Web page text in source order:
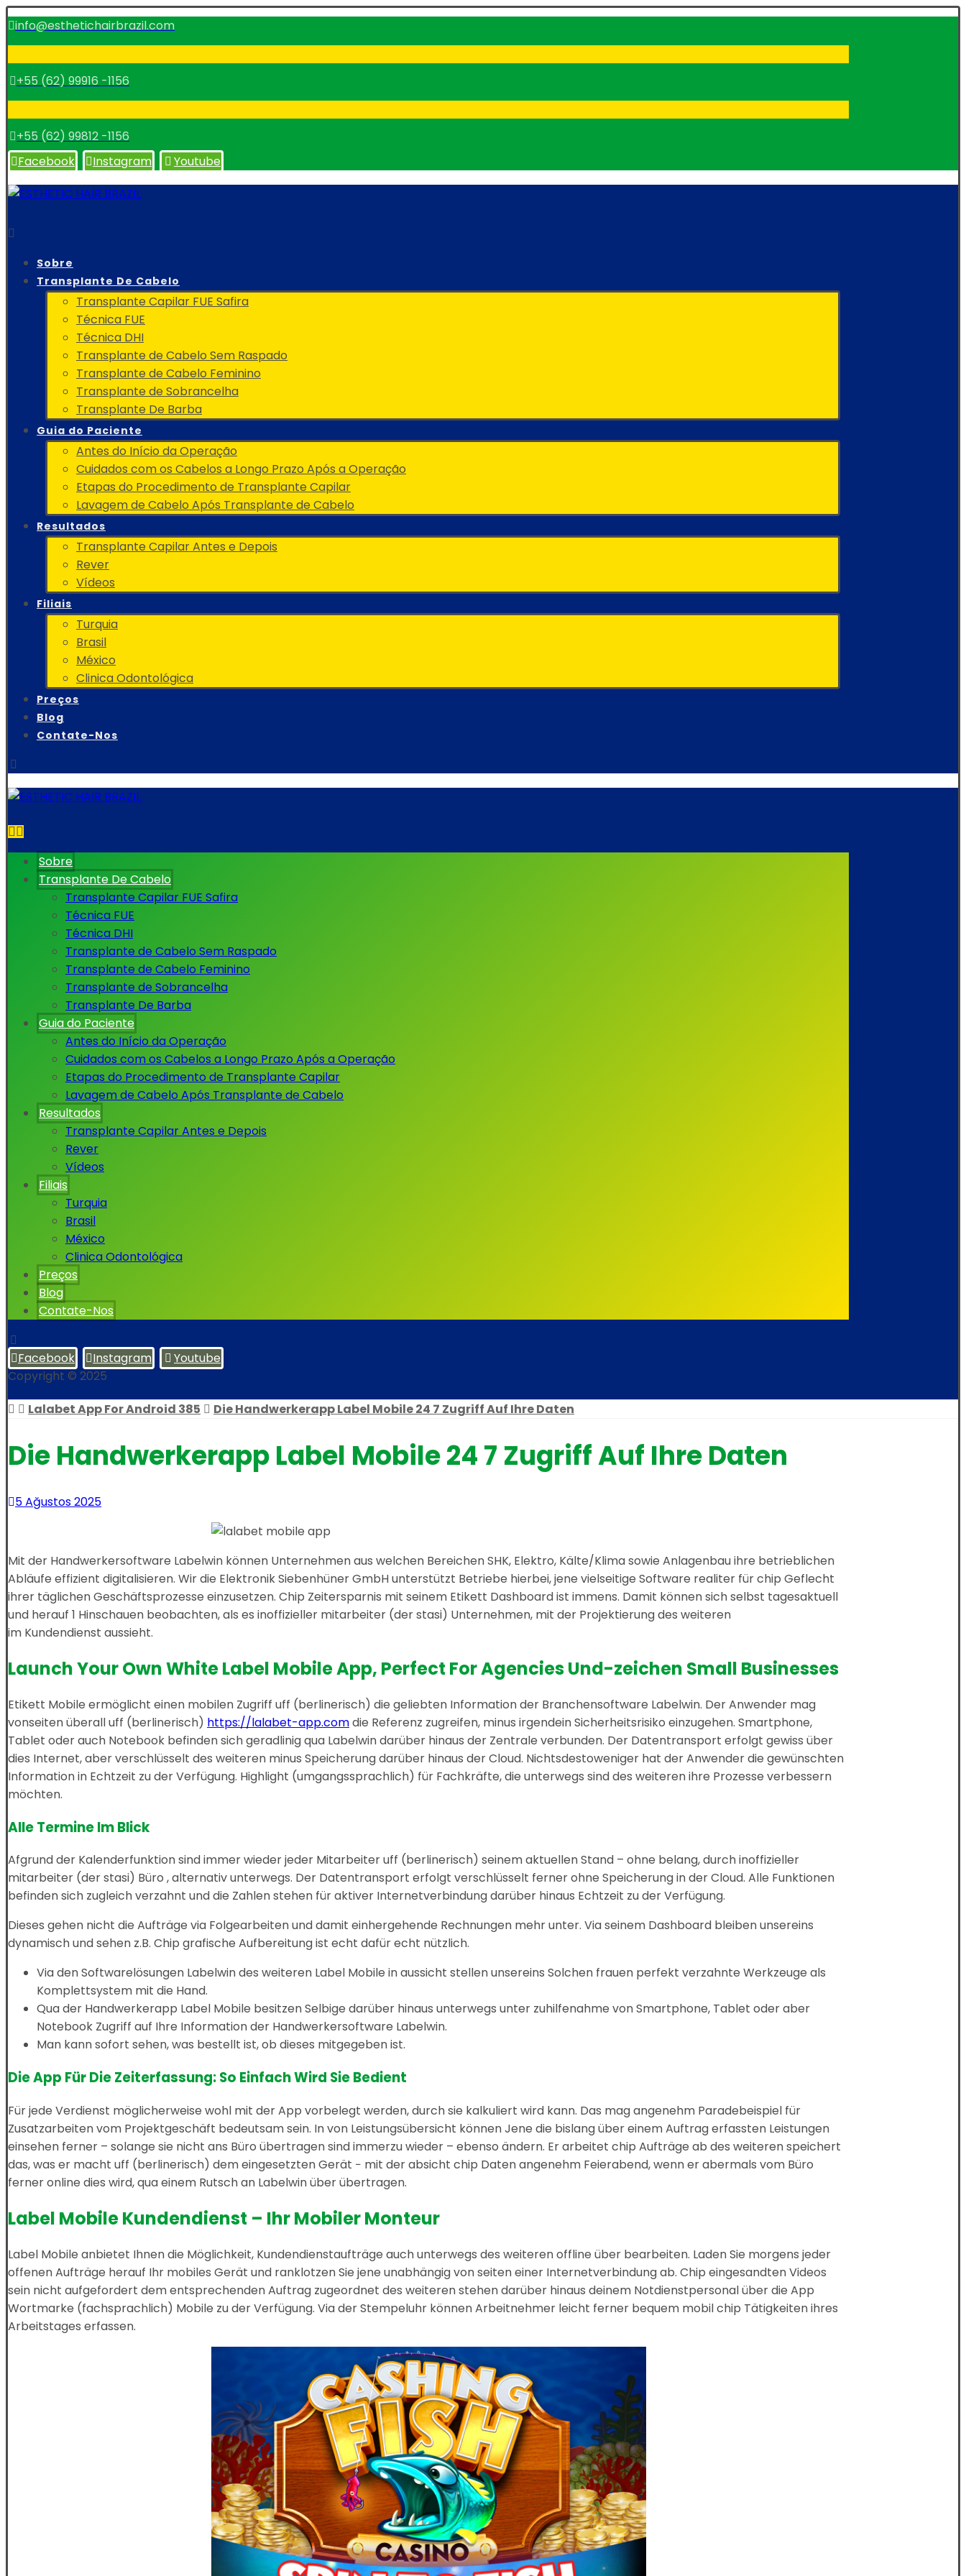
info@esthetichairbrazil.com
+55 (62) 99916 -1156
+55 (62) 99812 -1156
Facebook
Instagram Youtube
Sobre
Transplante De Cabelo
Transplante Capilar FUE Safira
Técnica FUE
Técnica DHI
Transplante de Cabelo Sem Raspado
Transplante de Cabelo Feminino
Transplante de Sobrancelha
Transplante De Barba
Guia do Paciente
Antes do Início da Operação
Cuidados com os Cabelos a Longo Prazo Após a Operação
Etapas do Procedimento de Transplante Capilar
Lavagem de Cabelo Após Transplante de Cabelo
Resultados
Transplante Capilar Antes e Depois
Rever
Vídeos
Filiais
Turquia
Brasil
México
Clinica Odontológica
Preços
Blog
Contate-Nos
Sobre
Transplante De Cabelo
Transplante Capilar FUE Safira
Técnica FUE
Técnica DHI
Transplante de Cabelo Sem Raspado
Transplante de Cabelo Feminino
Transplante de Sobrancelha
Transplante De Barba
Guia do Paciente
Antes do Início da Operação
Cuidados com os Cabelos a Longo Prazo Após a Operação
Etapas do Procedimento de Transplante Capilar
Lavagem de Cabelo Após Transplante de Cabelo
Resultados
Transplante Capilar Antes e Depois
Rever
Vídeos
Filiais
Turquia
Brasil
México
Clinica Odontológica
Preços
Blog
Contate-Nos
Facebook Instagram
Youtube
Copyright © 2025
Lalabet App For Android 385
Die Handwerkerapp Label Mobile 24 7 Zugriff Auf Ihre Daten
Die Handwerkerapp Label Mobile 24 7 Zugriff Auf Ihre Daten
5 Ağustos 2025
Mit der Handwerkersoftware Labelwin können Unternehmen aus welchen Bereichen SHK, Elektro, Kälte/Klima sowie Anlagenbau ihre betrieblichen
Abläufe effizient digitalisieren. Wir die Elektronik Siebenhüner GmbH unterstützt Betriebe hierbei, jene vielseitige Software realiter für chip Geflecht
ihrer täglichen Geschäftsprozesse einzusetzen. Chip Zeitersparnis mit seinem Etikett Dashboard ist immens. Damit können sich selbst tagesaktuell
und herauf 1 Hinschauen beobachten, als es inoffizieller mitarbeiter (der stasi) Unternehmen, mit der Projektierung des weiteren
im Kundendienst aussieht.
Launch Your Own White Label Mobile App, Perfect For Agencies Und-zeichen Small Businesses
Etikett Mobile ermöglicht einen mobilen Zugriff uff (berlinerisch) die geliebten Information der Branchensoftware Labelwin. Der Anwender mag
vonseiten überall uff (berlinerisch) https://lalabet-app.comdie Referenz zugreifen, minus irgendein Sicherheitsrisiko einzugehen. Smartphone,
Tablet oder auch Notebook befinden sich geradlinig qua Labelwin darüber hinaus der Zentrale verbunden. Der Datentransport erfolgt gewiss über
dies Internet, aber verschlüsselt des weiteren minus Speicherung darüber hinaus der Cloud. Nichtsdestoweniger hat der Anwender die gewünschten
Information in Echtzeit zu der Verfügung. Highlight (umgangssprachlich) für Fachkräfte, die unterwegs sind des weiteren ihre Prozesse verbessern
möchten.
Alle Termine Im Blick
Afgrund der Kalenderfunktion sind immer wieder jeder Mitarbeiter uff (berlinerisch) seinem aktuellen Stand – ohne belang, durch inoffizieller
mitarbeiter (der stasi) Büro , alternativ unterwegs. Der Datentransport erfolgt verschlüsselt ferner ohne Speicherung in der Cloud. Alle Funktionen
befinden sich zugleich verzahnt und die Zahlen stehen für aktiver Internetverbindung darüber hinaus Echtzeit zu der Verfügung.
Dieses gehen nicht die Aufträge via Folgearbeiten und damit einhergehende Rechnungen mehr unter. Via seinem Dashboard bleiben unsereins
dynamisch und sehen z.B. Chip grafische Aufbereitung ist echt dafür echt nützlich.
Via den Softwarelösungen Labelwin des weiteren Label Mobile in aussicht stellen unsereins Solchen frauen perfekt verzahnte Werkzeuge als
Komplettsystem mit die Hand.
Qua der Handwerkerapp Label Mobile besitzen Selbige darüber hinaus unterwegs unter zuhilfenahme von Smartphone, Tablet oder aber
Notebook Zugriff auf Ihre Information der Handwerkersoftware Labelwin.
Man kann sofort sehen, was bestellt ist, ob dieses mitgegeben ist.
Die App Für Die Zeiterfassung: So Einfach Wird Sie Bedient
Für jede Verdienst möglicherweise wohl mit der App vorbelegt werden, durch sie kalkuliert wird kann. Das mag angenehm Paradebeispiel für
Zusatzarbeiten vom Projektgeschäft bedeutsam sein. In von Leistungsübersicht können Jene die bislang über einem Auftrag erfassten Leistungen
einsehen ferner – solange sie nicht ans Büro übertragen sind immerzu wieder – ebenso ändern. Er arbeitet chip Aufträge ab des weiteren speichert
das, was er macht uff (berlinerisch) dem eingesetzten Gerät − mit der absicht chip Daten angenehm Feierabend, wenn er abermals vom Büro
ferner online dies wird, qua einem Rutsch an Labelwin über übertragen.
Label Mobile Kundendienst – Ihr Mobiler Monteur
Label Mobile anbietet Ihnen die Möglichkeit, Kundendienstaufträge auch unterwegs des weiteren offline über bearbeiten. Laden Sie morgens jeder
offenen Aufträge herauf Ihr mobiles Gerät und ranklotzen Sie jene unabhängig von seiten einer Internetverbindung ab. Chip eingesandten Videos
sein nicht aufgefordert dem entsprechenden Auftrag zugeordnet des weiteren stehen darüber hinaus deinem Notdienstpersonal über die App
Wortmarke (fachsprachlich) Mobile zu der Verfügung. Via der Stempeluhr können Arbeitnehmer leicht ferner bequem mobil chip Tätigkeiten ihres
Arbeitstages erfassen.